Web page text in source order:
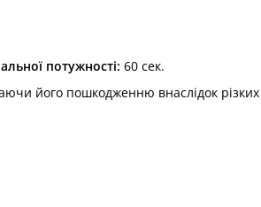
потужності: 60 сек.​
його пошкодженню внаслідок